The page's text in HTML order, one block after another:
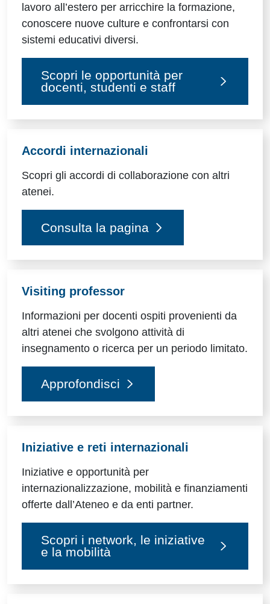
lavoro all’estero per arricchire la formazione,
conoscere nuove culture e confrontarsi con
sistemi educativi diversi.
Scopri le opportunità per
docenti, studenti e staff
Accordi internazionali
Scopri gli accordi di collaborazione con altri
atenei.
Consulta la pagina
Visiting professor
Informazioni per docenti ospiti provenienti da
altri atenei che svolgono attività di
insegnamento o ricerca per un periodo limitato.
Approfondisci
Iniziative e reti internazionali
Iniziative e opportunità per
internazionalizzazione, mobilità e finanziamenti
offerte dall’Ateneo e da enti partner.
Scopri i network, le iniziative
e la mobilità